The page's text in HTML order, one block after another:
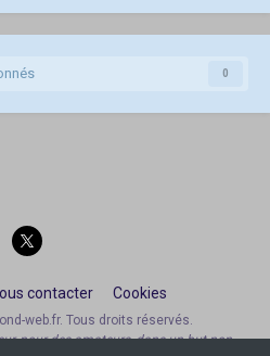
0
contacter Cookies
web.fr. Tous droits réservés.
pour des amateurs, dans un but non